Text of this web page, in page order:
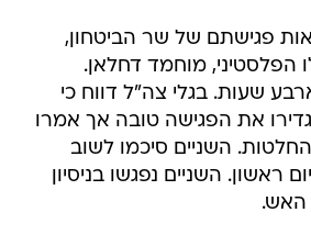
פגישתם של שר הביטחון,
הפלסטיני, מוחמד דחלאן.
שעות. בגלי צה"ל דווח כי
את הפגישה טובה אך אמרו
השניים סיכמו לשוב
ראשון. השניים נפגשו בניסיון
האש.